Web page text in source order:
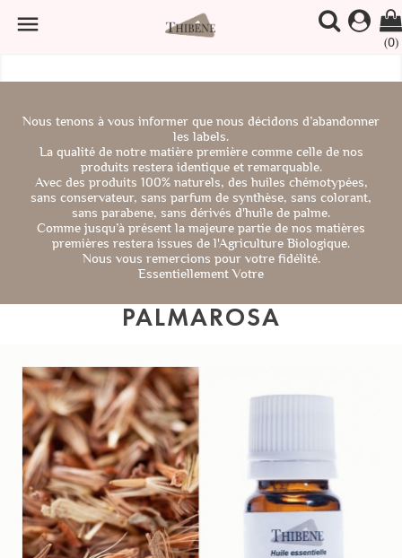

(0)
Nous tenons à vous informer que nous décidons d’abandonner
les labels.
La qualité de notre matière première comme celle de nos
produits restera identique et remarquable.
Avec des produits 100% naturels, des huiles chémotypées,
sans conservateur, sans parfum de synthèse, sans colorant,
sans parabene, sans dérivés d'huile de palme.
Comme jusqu’à présent la majeure partie de nos matières
premières restera issues de l'Agriculture Biologique.
Nous vous remercions pour votre fidélité.
Essentiellement Votre
PALMAROSA